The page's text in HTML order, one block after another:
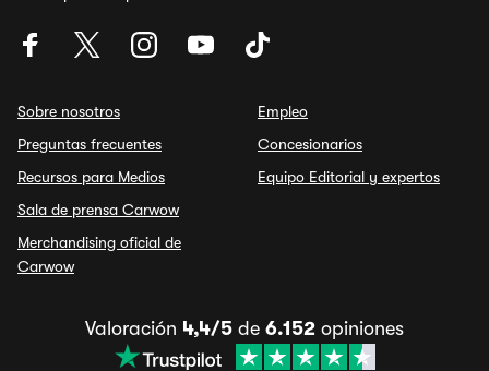
Sobre nosotros
Preguntas frecuentes
Recursos para Medios
Sala de prensa Carwow
Merchandising oficial de
Carwow
Empleo
Concesionarios
Equipo Editorial y expertos
Valoración 4,4/5 de 6.152 opiniones